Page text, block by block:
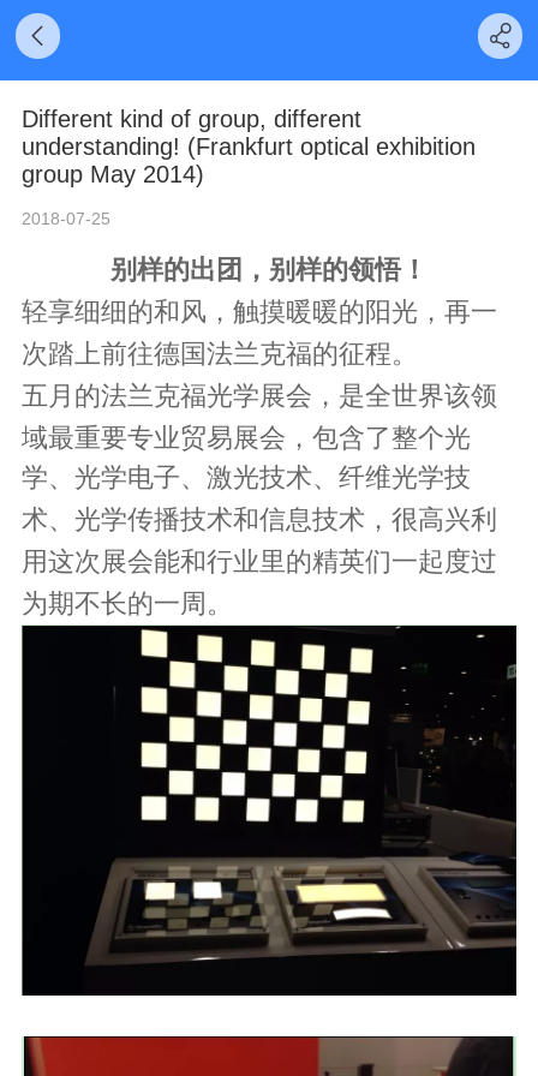
Different kind of group, different
understanding! (Frankfurt optical exhibition
group May 2014)
2018-07-25
别样的出团 ，别样的领悟！
轻享细细的和风，触摸暖暖的阳光，再一
次踏上前往德国法兰克福的征程。
五月的法兰克福光学展会，是全世界该领
域最重要专业贸易展会 ，包含了整个光
学、光学电子、激光技术、纤维光学技
术、光学传播技术和信息技术 ，很高兴利
用这次展会能和行业里的精英们一起度过
为期不长的一周。